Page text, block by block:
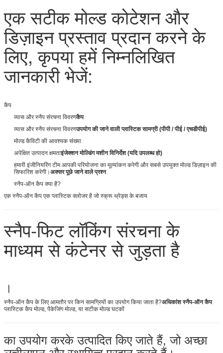
एक सटीक मोल्ड कोटेशन और
डिज़ाइन प्रस्ताव प्रदान करने के
लिए, कृपया हमें निम्नलिखित
जानकारी भेजें:
कैप
व्यास और स्नैप संरचना विवरणकैप
व्यास और स्नैप संरचना विवरणउपयोग की जाने वाली प्लास्टिक सामग्री (पीपी / पीई / एचडीपीई)
मोल्ड कैविटी की आवश्यक संख्या
अपेक्षित उत्पादन क्षमताइंजेक्शन मोल्डिंग मशीन विनिर्देश (यदि उपलब्ध हो)
हमारी इंजीनियरिंग टीम आपकी परियोजना का मूल्यांकन करेगी और सबसे उपयुक्त मोल्ड डिज़ाइन की
सिफारिश करेगी।अक्सर पूछे जाने वाले प्रश्न
स्नैप-ऑन कैप क्या है?
एक स्नैप-ऑन कैप एक प्लास्टिक क्लोजर है जो स्क्रू थ्रेड्स के बजाय
स्नैप-फिट लॉकिंग संरचना के
माध्यम से कंटेनर से जुड़ता है
।
स्नैप-ऑन कैप के लिए आमतौर पर किन सामग्रियों का उपयोग किया जाता है?अधिकांश स्नैप-ऑन कैप
प्लास्टिक कैप मोल्ड, पैकेजिंग मोल्ड, या सटीक मोल्ड घटकों
का उपयोग करके उत्पादित किए जाते हैं, जो अच्छा